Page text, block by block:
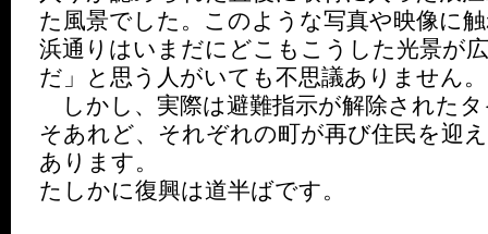
た風景でした。このような写真や映像に
浜通りはいまだにどこもこうした光景が
だ」と思う人がいても不思議ありません。
しかし、実際は避難指示が解除された
そあれど、それぞれの町が再び住民を迎
あります。
たしかに復興は道半ばです。